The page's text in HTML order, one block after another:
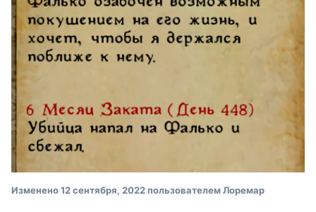
Изменено12 сентября, 2022пользователем Лоремар